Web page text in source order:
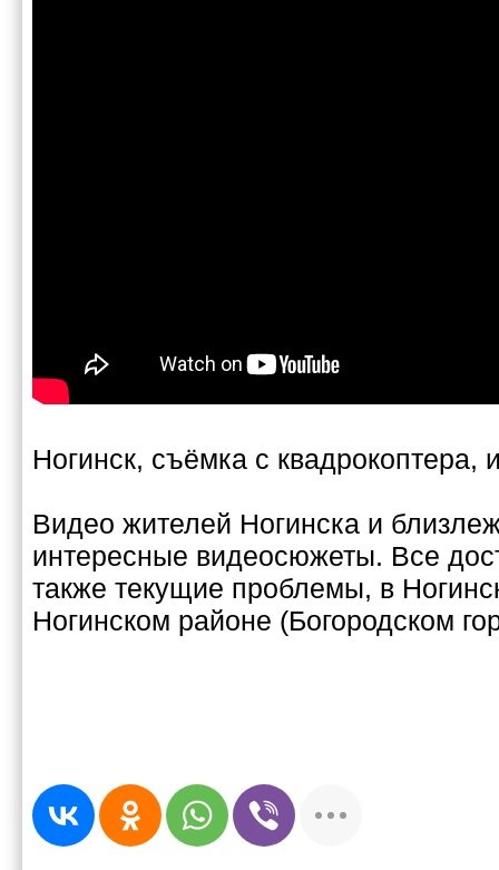
Ногинск, съёмка с квадрокоптера,
Видео жителей Ногинска и
интересные видеосюжеты. Все
также текущие проблемы, в
Ногинском районе (Богородском